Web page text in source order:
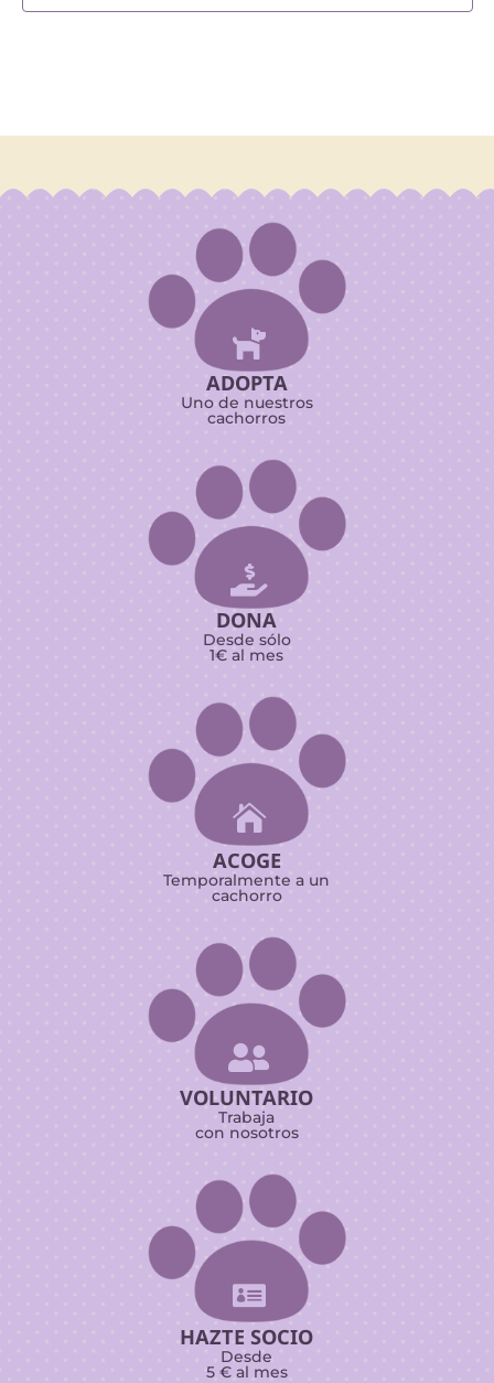

ADOPTA
Uno de nuestros
cachorros

DONA
Desde sólo
1€ al mes

ACOGE
Temporalmente a un
cachorro

VOLUNTARIO
Trabaja
con nosotros

HAZTE SOCIO
Desde
5 € al mes